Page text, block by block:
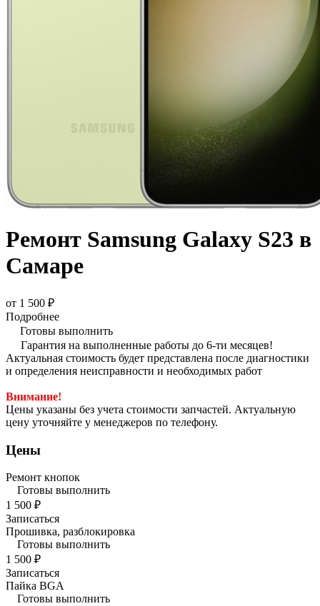
Ремонт Samsung Galaxy S23 в
Самаре
от 1 500 ₽
Подробнее
Готовы выполнить
Гарантия на выполненные работы до 6-ти месяцев!
Актуальная стоимость будет представлена после диагностики
и определения неисправности и необходимых работ
Внимание!
Цены указаны без учета стоимости запчастей. Актуальную
цену уточняйте у менеджеров по телефону.
Цены
Ремонт кнопок
Готовы выполнить
1 500 ₽
Записаться
Прошивка, разблокировка
Готовы выполнить
1 500 ₽
Записаться
Пайка BGA
Готовы выполнить